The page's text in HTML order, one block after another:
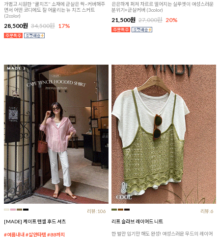
가볍고 시원한 "쿨치즈" 소재에 군살은 싹~커버해주
면서 어떤 코디에도 잘 어울리는 뉴 치즈 스커트
(2color)
28,500원 34,500원 17%
은은하게 퍼져 차르르 떨어지는 실루엣이 여성스러운
분위기+군살커버 (3color)
21,500원 27,000원 20%
리뷰:106
[MADE] 케이프 텐셀 후드 셔츠
#여름내내 #살안타템 #88까지
리뷰:6
리프 슬라브 레이어드 니트
한 벌만 입기만 해도 완성! 여성스러운 무드의 레이어